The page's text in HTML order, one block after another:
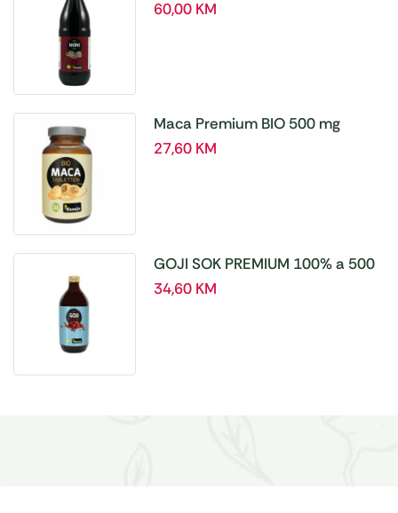
60,00 KM
Maca Premium BIO 500 mg
tablete, a180 tbl – Hanoju
27,60 KM
GOJI SOK PREMIUM 100% a 500
ml
34,60 KM